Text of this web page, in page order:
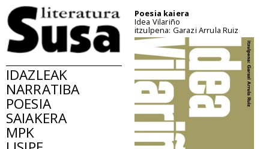
IDAZLEAK
NARRATIBA
POESIA
SAIAKERA
MPK
Poesia kaiera
Idea Vilariño
itzulpena: Garazi Arrula Ruiz